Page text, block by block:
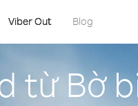
Viber Out Blog
từ Bờ